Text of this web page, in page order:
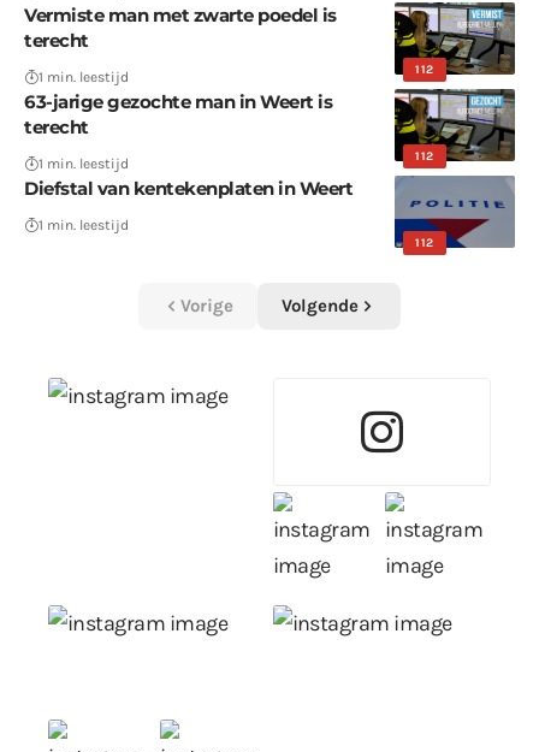
112
Vermiste man met zwarte poedel is
terecht
1 min. leestijd
112
63-jarige gezochte man in Weert is
terecht
1 min. leestijd
112
Diefstal van kentekenplaten in Weert
1 min. leestijd
Vorige Volgende